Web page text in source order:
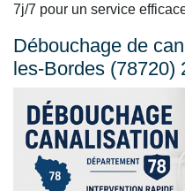
7j/7 pour un service
Débouchage de
les-Bordes (78720)